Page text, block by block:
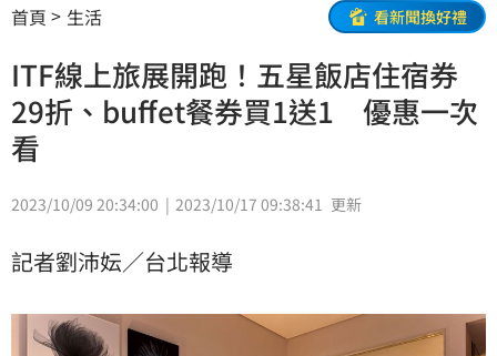
首頁 生活 看新聞換好禮
ITF線上旅展開跑！五星飯店住宿券
29折、buffet餐券買1送1 優惠一次
看
2023/10/09 20:34:00 2023/10/17 09:38:41 更新
記者劉沛妘／台北報導